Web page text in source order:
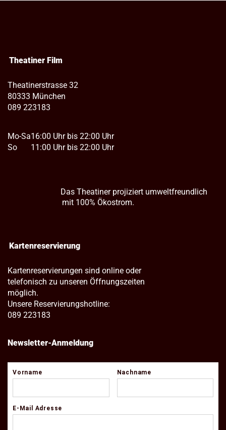
Theatiner Film
Theatinerstrasse 32
80333 München
089 223183
Mo-Sa
So
16:00 Uhr bis 22:00 Uhr
11:00 Uhr bis 22:00 Uhr
Das Theatiner projiziert umweltfreundlich
mit 100% Ökostrom.
Kartenreservierung
Kartenreservierungen sind online oder
telefonisch zu unseren Öffnungszeiten
möglich.
Unsere Reservierungshotline:
089 223183
Newsletter-Anmeldung